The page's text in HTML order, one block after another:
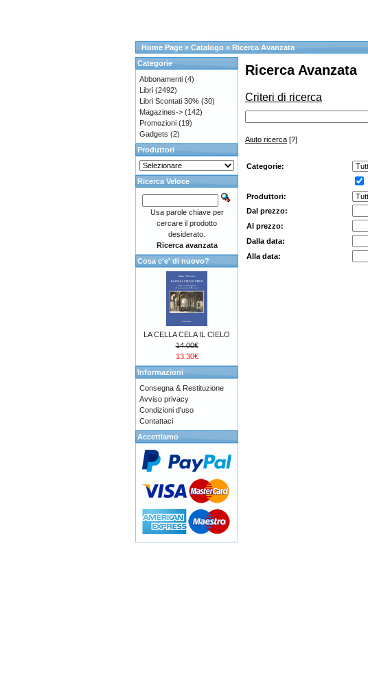
Home Page » Catalogo » Ricerca Avanzata
Ricerca Avanzata
Criteri di ricerca
Aiuto ricerca [?]
Categorie:
Produttori:
Dal prezzo:
Al prezzo:
Dalla data:
Alla data:
Categorie
Abbonamenti (4)
Libri (2492)
Libri Scontati 30% (30)
Magazines-> (142)
Promozioni (19)
Gadgets (2)
Produttori
Ricerca Veloce
Usa parole chiave per
cercare il prodotto
desiderato.
Ricerca avanzata
Cosa c'e' di nuovo?
LA CELLA CELA IL CIELO
14.00€
13.30€
Informazioni
Consegna & Restituzione
Avviso privacy
Condizioni d'uso
Contattaci
Accettiamo